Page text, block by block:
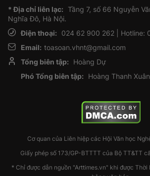
* Địa chỉ liên lạc: Tầng 7, số 66 Nguyễn
Nghĩa Đô, Hà Nội.
Điện thoại:
024 62 900 262 | Hotline:
Email: toasoan.vhnt@gmail.com
Tổng biên tập:
Hoàng Dự
Phó Tổng biên tập:
Hoàng Thanh Xuân
Cơ quan của Liên hiệp các Hội Văn học
Giấy phép số 173/GP-BTTTT của Bộ TT&TT
* Chỉ được dẫn nguồn "Arttimes.vn" khi được Thời